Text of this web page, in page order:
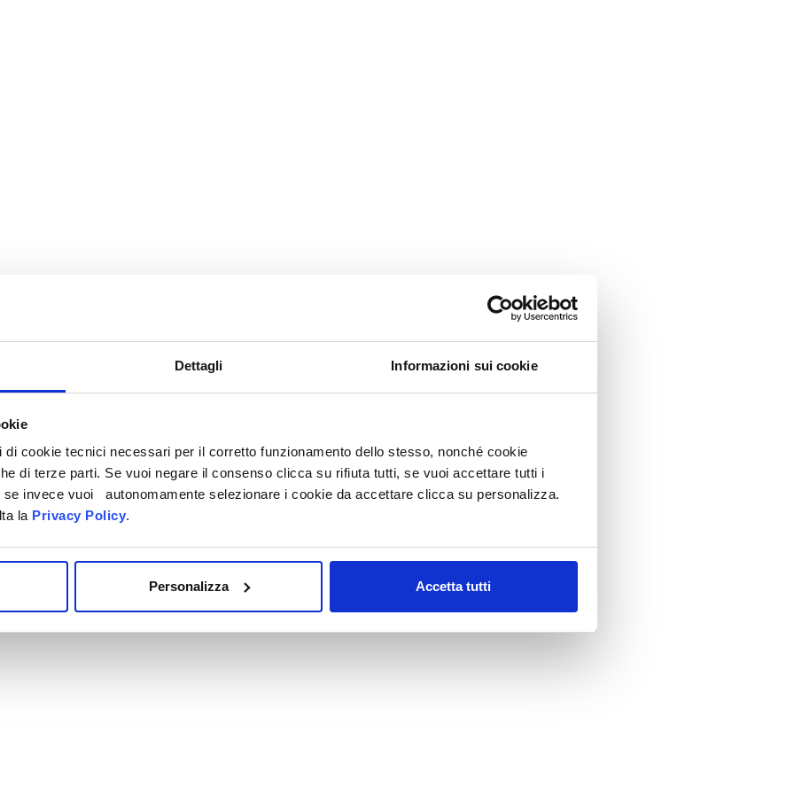
Dettagli Informazioni sui cookie
cookie tecnici necessari per il corretto funzionamento dello stesso, nonché cookie
di terze parti. Se vuoi negare il consenso clicca su rifiuta tutti, se vuoi accettare tutti i
invece vuoi autonomamente selezionare i cookie da accettare clicca su personalizza.
la Privacy Policy.
Personalizza Accetta tutti